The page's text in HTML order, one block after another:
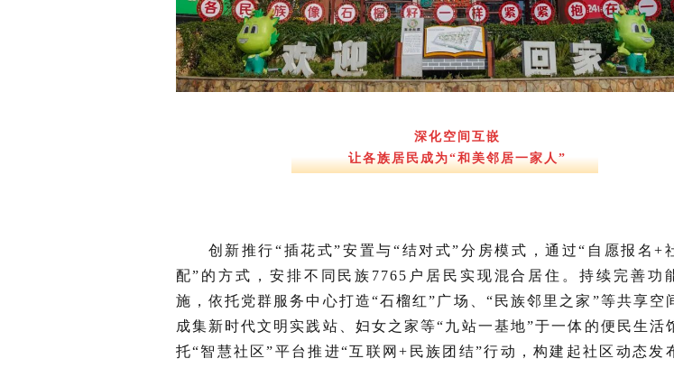
深化空间互嵌
让各族居民成为“和美邻居一家人”
创新推行“插花式”安置与“结对式”分房模式，通过“自愿报名+
配”的方式，安排不同民族7765户居民实现混合居住。持续完善功
施，依托党群服务中心打造“石榴红”广场、“民族邻里之家”等共享空
成集新时代文明实践站、妇女之家等“九站一基地”于一体的便民生活
托“智慧社区”平台推进“互联网+民族团结”行动，构建起社区动态发